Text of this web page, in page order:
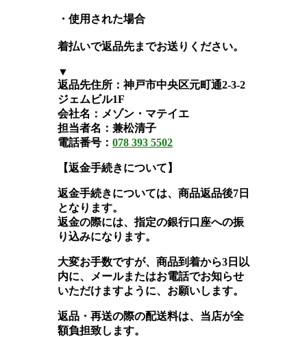
・使用された場合
着払いで返品先までお送りください。
▼
返品先住所：神戸市中央区元町通2-3-2
ジェムビル1F
会社名：メゾン・マテイエ
担当者名： 兼松清子
電話番号 ： 078 393 5502
【返金手続きについて】
返金手続きについては、商品返品後7日
となります。
返金の際には、指定の銀行口座への振
り込みになります。
大変お手数ですが、商品到着から3日以
内に、メールまたはお電話でお知らせ
いただけますように、お願いします。
返品・再送の際の配送料は、当店が全
額負担致します。